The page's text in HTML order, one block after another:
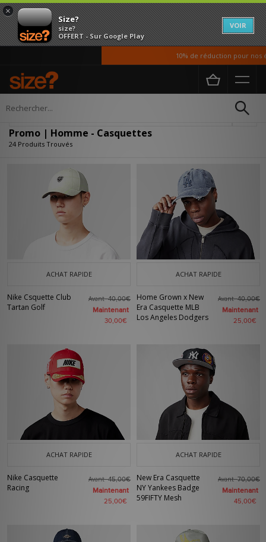
×
Size?
size?
OFFERT - Sur Google Play
VOIR
10% de réduction pour nos
Accueil Homme
Promo | Homme - Casquettes
24 Produits Trouvés
ACHAT RAPIDE
Nike Csquette Club
Tartan Golf
Avant40,00€
Maintenant
30,00€
ACHAT RAPIDE
Home Grown x New
Era Casquette MLB
Los Angeles Dodgers
Avant40,00€
Maintenant
25,00€
ACHAT RAPIDE
Nike Casquette
Racing
Avant45,00€
Maintenant
25,00€
ACHAT RAPIDE
New Era Casquette
NY Yankees Badge
59FIFTY Mesh
Avant70,00€
Maintenant
45,00€